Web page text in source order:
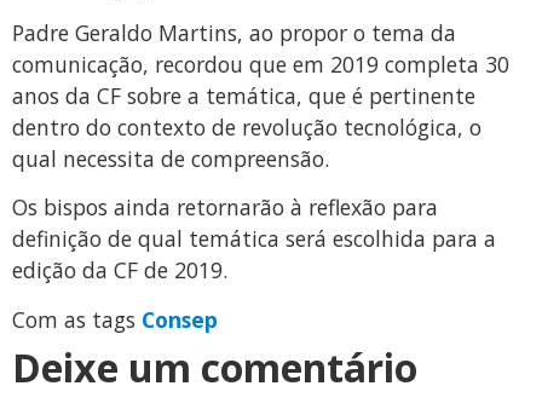
Padre Geraldo Martins, ao propor o tema da
comunicação, recordou que em 2019 completa 30
anos da CF sobre a temática, que é pertinente
dentro do contexto de revolução tecnológica, o
qual necessita de compreensão.
Os bispos ainda retornarão à reflexão para
definição de qual temática será escolhida para a
edição da CF de 2019.
Com as tags Consep
Deixe um comentário